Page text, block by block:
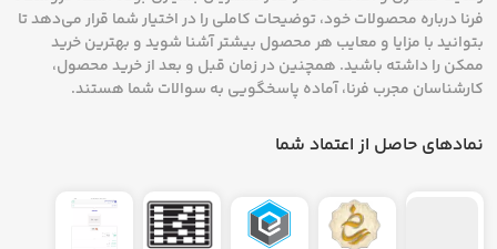
فرنا درباره محصولات خود، توضیحات کاملی را در اختیار شما قرار می‌دهد تا
بتوانید با مزایا و معایب هر محصول بیشتر آشنا شوید و بهترین خرید
ممکن را داشته باشید. همچنین در زمان قبل و بعد از خرید محصول،
کارشناسان مجرب فرنا، آماده پاسخگویی به سوالات شما هستند.
نمادهای حاصل از اعتماد شما